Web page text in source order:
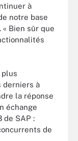
à
notre base
Bien sûr que
plus
derniers à
la réponse
échange
de SAP :
de